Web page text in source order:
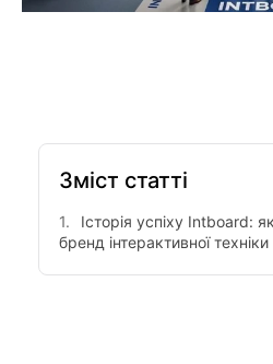
Зміст статті
Історія успіху Intboard:
бренд інтерактивної техніки